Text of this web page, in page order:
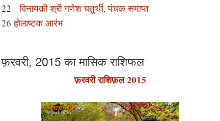
22विनायकी श्री गणेश चतुर्थी,पंचक समाप्त
26होलाष्टक आरंभ
फ़रवरी, 2015 का मासिक राशिफल
फ़रवरी राशिफ़ल 2015